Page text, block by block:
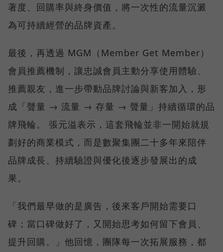
著度、回購率與終身價值，將一次性的流量沉澱
為可持續經營的品牌資產。
最後，再透過 MGM（Member Get Member）
會員推薦機制，讓忠誠會員主動分享使用體驗、
推薦親友，進一步帶動品牌討論與新客加入，形
成「聲量 → 流量 → 存量 → 聲量」持續循環的品
牌飛輪。 張元溢表示，這套飛輪並非一開始就規
劃好的商業模式，而是數聚集團二十多年來陪伴
品牌成長、持續驗證與優化後逐步發展出的成
果。
「我們最早做的是廣告，後來客戶開始需要口
碑；當口碑做好了，又開始思考如何留下會員、
提升回購。」他回憶，團隊每一次拓展服務，都